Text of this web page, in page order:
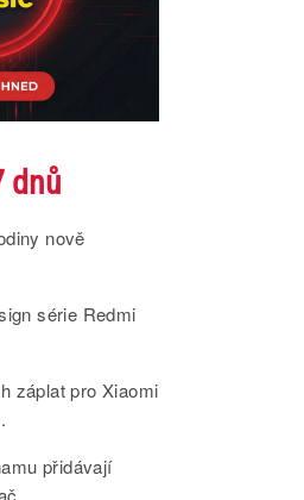
dnů
nově
série Redmi
záplat pro Xiaomi
přidávají